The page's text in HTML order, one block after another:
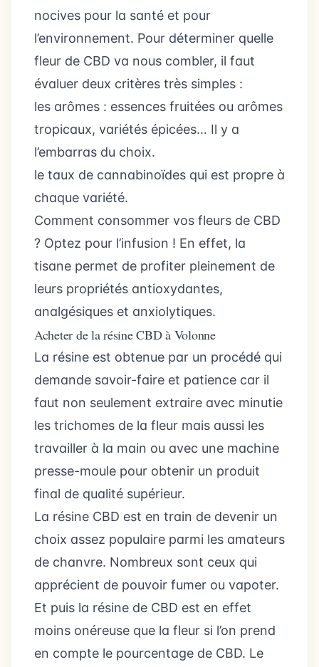
nocives pour la santé et pour
l’environnement. Pour déterminer quelle
fleur de CBD va nous combler, il faut
évaluer deux critères très simples :
les arômes : essences fruitées ou arômes
tropicaux, variétés épicées… Il y a
l’embarras du choix.
le taux de cannabinoïdes qui est propre à
chaque variété.
Comment consommer vos fleurs de CBD
? Optez pour l’infusion ! En effet, la
tisane permet de profiter pleinement de
leurs propriétés antioxydantes,
analgésiques et anxiolytiques.
Acheter de la résine CBD à Volonne
La résine est obtenue par un procédé qui
demande savoir-faire et patience car il
faut non seulement extraire avec minutie
les trichomes de la fleur mais aussi les
travailler à la main ou avec une machine
presse-moule pour obtenir un produit
final de qualité supérieur.
La résine CBD est en train de devenir un
choix assez populaire parmi les amateurs
de chanvre. Nombreux sont ceux qui
apprécient de pouvoir fumer ou vapoter.
Et puis la résine de CBD est en effet
moins onéreuse que la fleur si l’on prend
en compte le pourcentage de CBD. Le